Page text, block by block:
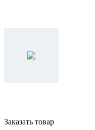
Заказать товар